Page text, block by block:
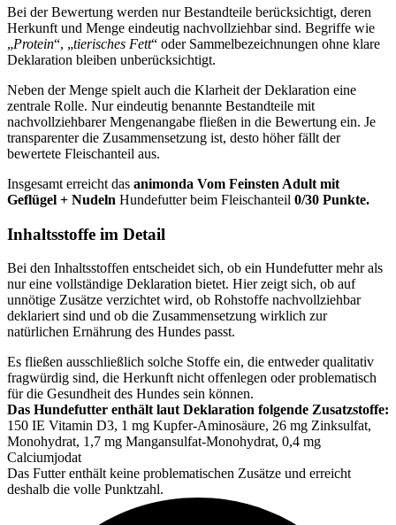
Bei der Bewertung werden nur Bestandteile berücksichtigt, deren
Herkunft und Menge eindeutig nachvollziehbar sind. Begriffe wie
„Protein“, „tierisches Fett“ oder Sammelbezeichnungen ohne klare
Deklaration bleiben unberücksichtigt.
Neben der Menge spielt auch die Klarheit der Deklaration eine
zentrale Rolle. Nur eindeutig benannte Bestandteile mit
nachvollziehbarer Mengenangabe fließen in die Bewertung ein. Je
transparenter die Zusammensetzung ist, desto höher fällt der
bewertete Fleischanteil aus.
Insgesamt erreicht das animonda Vom Feinsten Adult mit
Geflügel + Nudeln Hundefutter beim Fleischanteil 0/30 Punkte.
Inhaltsstoffe im Detail
Bei den Inhaltsstoffen entscheidet sich, ob ein Hundefutter mehr als
nur eine vollständige Deklaration bietet. Hier zeigt sich, ob auf
unnötige Zusätze verzichtet wird, ob Rohstoffe nachvollziehbar
deklariert sind und ob die Zusammensetzung wirklich zur
natürlichen Ernährung des Hundes passt.
Es fließen ausschließlich solche Stoffe ein, die entweder qualitativ
fragwürdig sind, die Herkunft nicht offenlegen oder problematisch
für die Gesundheit des Hundes sein können.
Das Hundefutter enthält laut Deklaration folgende Zusatzstoffe:
150 IE Vitamin D3, 1 mg Kupfer-Aminosäure, 26 mg Zinksulfat,
Monohydrat, 1,7 mg Mangansulfat-Monohydrat, 0,4 mg
Calciumjodat
Das Futter enthält keine problematischen Zusätze und erreicht
deshalb die volle Punktzahl.